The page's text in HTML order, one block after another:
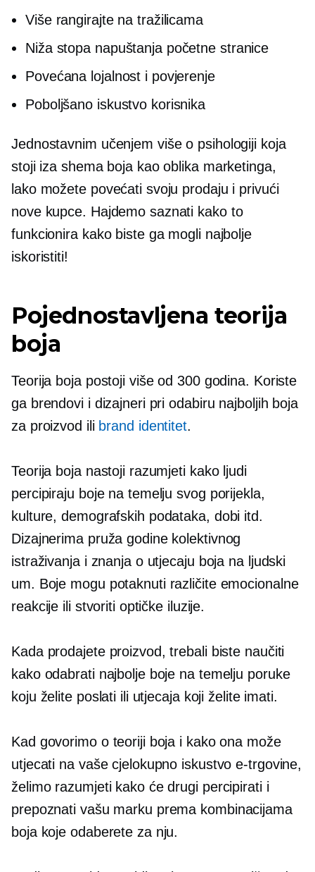
Više rangirajte na tražilicama
Niža stopa napuštanja početne stranice
Povećana lojalnost i povjerenje
Poboljšano iskustvo korisnika
Jednostavnim učenjem više o psihologiji koja
stoji iza shema boja kao oblika marketinga,
lako možete povećati svoju prodaju i privući
nove kupce. Hajdemo saznati kako to
funkcionira kako biste ga mogli najbolje
iskoristiti!
Pojednostavljena teorija
boja
Teorija boja postoji više od 300 godina. Koriste
ga brendovi i dizajneri pri odabiru najboljih boja
za proizvod ili brand identitet.
Teorija boja nastoji razumjeti kako ljudi
percipiraju boje na temelju svog porijekla,
kulture, demografskih podataka, dobi itd.
Dizajnerima pruža godine kolektivnog
istraživanja i znanja o utjecaju boja na ljudski
um. Boje mogu potaknuti različite emocionalne
reakcije ili stvoriti optičke iluzije.
Kada prodajete proizvod, trebali biste naučiti
kako odabrati najbolje boje na temelju poruke
koju želite poslati ili utjecaja koji želite imati.
Kad govorimo o teoriji boja i kako ona može
utjecati na vaše cjelokupno iskustvo e-trgovine,
želimo razumjeti kako će drugi percipirati i
prepoznati vašu marku prema kombinacijama
boja koje odaberete za nju.